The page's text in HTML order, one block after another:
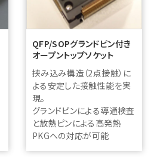
QFP/SOPグランドピン付き
オープントップソケット
挟み込み構造（2点接触）に
よる安定した接触性能を実
現。
グランドピンによる導通検査
と放熱ピンによる高発熱
PKGへの対応が可能